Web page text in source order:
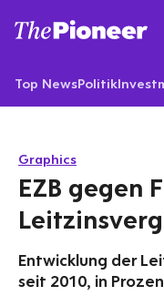
Top NewsPolitik
Graphics
EZB gegen
Entwicklung der
seit 2010, in